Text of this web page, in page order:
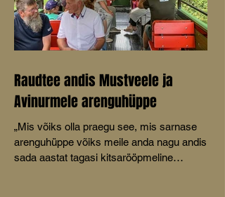
Raudtee andis Mustveele ja
Avinurmele arenguhüppe
„Mis võiks olla praegu see, mis sarnase
arenguhüppe võiks meile anda nagu andis
sada aastat tagasi kitsarööpmeline